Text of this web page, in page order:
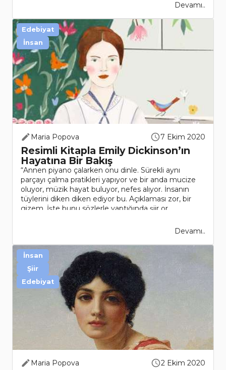
Devamı..
Maria Popova 7 Ekim 2020
Resimli Kitapla Emily Dickinson’ın
Hayatına Bir Bakış
“Annen piyano çalarken onu dinle. Sürekli aynı
parçayı çalma pratikleri yapıyor ve bir anda mucize
oluyor, müzik hayat buluyor, nefes alıyor. İnsanın
tüylerini diken diken ediyor bu. Açıklaması zor, bir
gizem. İşte bunu sözlerle yaptığında şiir or..
Devamı..
Edebiyat
İnsan
Maria Popova 2 Ekim 2020
İnsan
Şiir
Edebiyat